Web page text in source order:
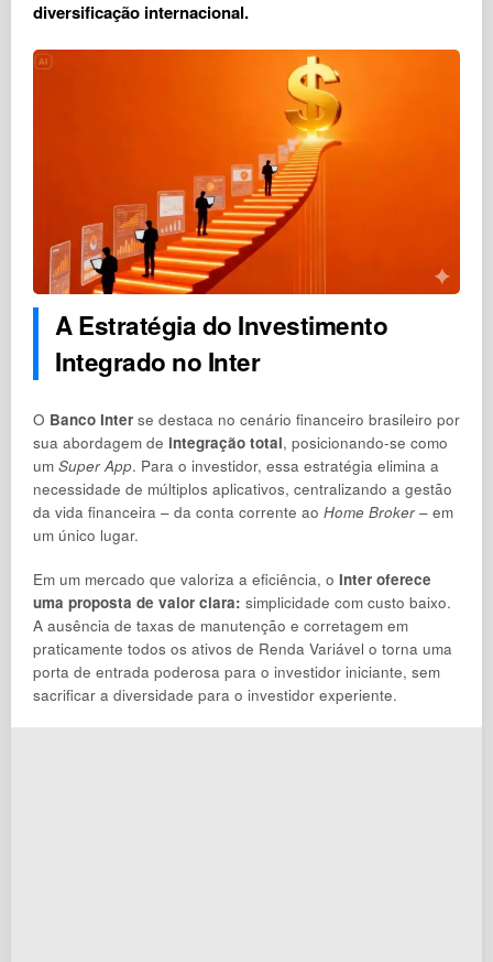
diversificação internacional.
A Estratégia do Investimento
Integrado no Inter
O Banco Inter se destaca no cenário financeiro brasileiro por
sua abordagem de integração total, posicionando-se como
um Super App. Para o investidor, essa estratégia elimina a
necessidade de múltiplos aplicativos, centralizando a gestão
da vida financeira – da conta corrente ao Home Broker – em
um único lugar.
Em um mercado que valoriza a eficiência, o Inter oferece
uma proposta de valor clara: simplicidade com custo baixo.
A ausência de taxas de manutenção e corretagem em
praticamente todos os ativos de Renda Variável o torna uma
porta de entrada poderosa para o investidor iniciante, sem
sacrificar a diversidade para o investidor experiente.